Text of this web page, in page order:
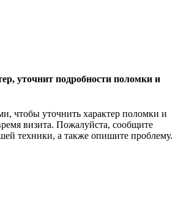
уточнит подробности поломки и
чтобы уточнить характер поломки и
визита. Пожалуйста, сообщите
техники, а также опишите проблему.